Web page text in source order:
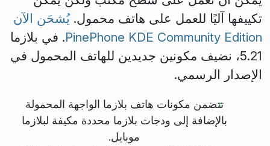
تكييفها آليًا للعمل على هاتف محمول.يُشحَن الآن
PinePhone KDE Community Edition. في بلازما
5.21، نضيف مكونين جديدين للهاتف المحمول في
الإصدار الرسمي.
تتضمن مكونات هاتف بلازما الواجهة المحمولة
بالإضافة إلى ودجات بلازما محددة مكيفة لبلازما
موبايل.